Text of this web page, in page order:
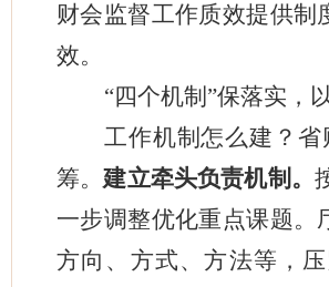
财会监督工作质效提供
效。
“四个机制”保落实，
工作机制怎么建？
筹。建立牵头负责机制。
一步调整优化重点课题。
方向、方式、方法等，